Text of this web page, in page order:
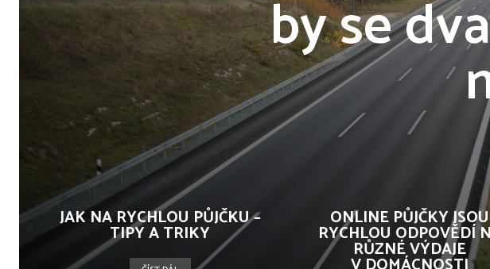
by se
JAK NA RYCHLOU PŮJČKU –
TIPY A TRIKY
ONLINE PŮJČKY JSOU
RYCHLOU ODPOVĚDÍ
RŮZNÉ VÝDAJE